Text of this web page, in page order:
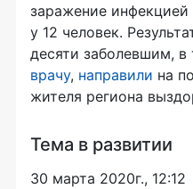
заражение
у 12 человек.
десяти заболевшим, в
врачу, направили на
жителя региона
Тема в развитии
30 марта 2020г., 12:12